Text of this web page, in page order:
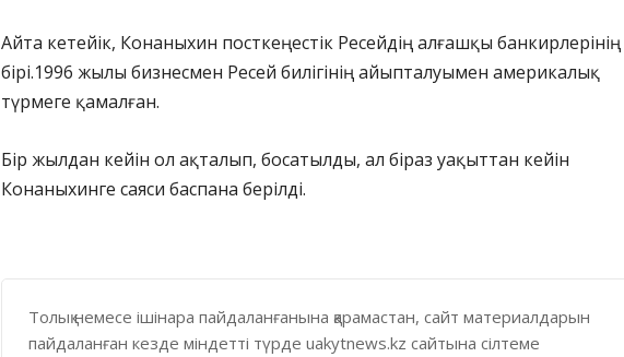
Айта кетейік, Конаныхин посткеңестік Ресейдің алғашқы банкирлерінің
бірі.1996 жылы бизнесмен Ресей билігінің айыпталуымен америкалық
түрмеге қамалған.
Бір жылдан кейін ол ақталып, босатылды, ал біраз уақыттан кейін
Конаныхинге саяси баспана берілді.
Толық немесе ішінара пайдаланғанына қарамастан, сайт материалдарын
пайдаланған кезде міндетті түрде uakytnews.kz сайтына сілтеме